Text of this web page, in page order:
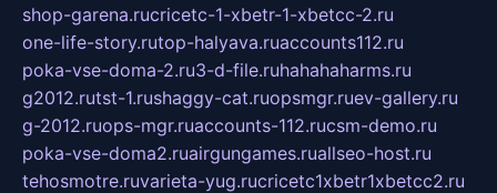
shop-garena.rucricetc-1-xbetr-1-xbetcc-2.ru
one-life-story.rutop-halyava.ruaccounts112.ru
poka-vse-doma-2.ru3-d-file.ruhahahaharms.ru
g2012.rutst-1.rushaggy-cat.ruopsmgr.ruev-gallery.ru
g-2012.ruops-mgr.ruaccounts-112.rucsm-demo.ru
poka-vse-doma2.ruairgungames.ruallseo-host.ru
tehosmotre.ruvarieta-yug.rucricetc1xbetr1xbetcc2.ru